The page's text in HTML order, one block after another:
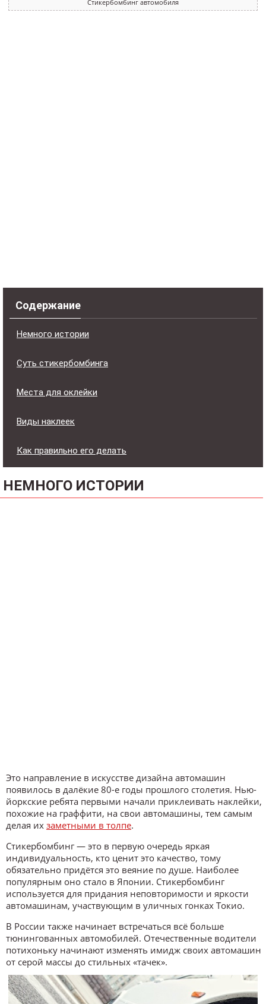
Стикербомбинг автомобиля
Содержание
Немного истории
Суть стикербомбинга
Места для оклейки
Виды наклеек
Как правильно его делать
НЕМНОГО ИСТОРИИ
Это направление в искусстве дизайна автомашин
появилось в далёкие 80-е годы прошлого столетия. Нью-
йоркские ребята первыми начали приклеивать наклейки,
похожие на граффити, на свои автомашины, тем самым
делая их заметными в толпе.
Стикербомбинг — это в первую очередь яркая
индивидуальность, кто ценит это качество, тому
обязательно придётся это веяние по душе. Наиболее
популярным оно стало в Японии. Стикербомбинг
используется для придания неповторимости и яркости
автомашинам, участвующим в уличных гонках Токио.
В России также начинает встречаться всё больше
тюнингованных автомобилей. Отечественные водители
потихоньку начинают изменять имидж своих автомашин
от серой массы до стильных «тачек».